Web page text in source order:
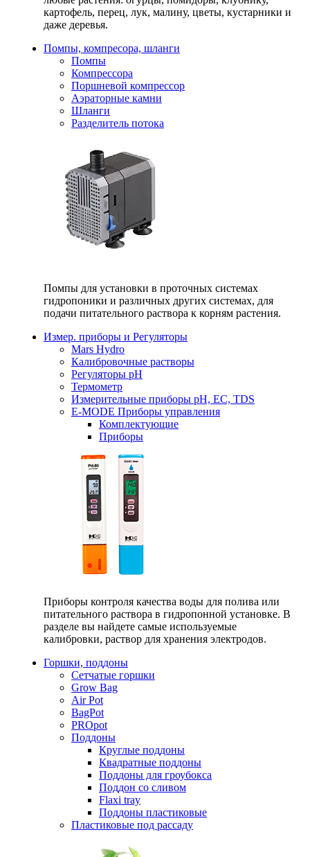
картофель, перец, лук, малину, цветы, кустарники и
даже деревья.
Помпы, компресора, шланги
Помпы
Компрессора
Поршневой компрессор
Аэраторные камни
Шланги
Разделитель потока
Помпы для установки в проточных системах
гидропоники и различных других системах, для
подачи питательного раствора к корням растения.
Измер. приборы и Регуляторы
Mars Hydro
Калибровочные растворы
Регуляторы рН
Термометр
Измерительные приборы pH, EC, TDS
E-MODE Приборы управления
Комплектующие
Приборы
Приборы контроля качества воды для полива или
питательного раствора в гидропонной установке. В
разделе вы найдете самые используемые
калибровки, раствор для хранения электродов.
Горшки, поддоны
Сетчатые горшки
Grow Bag
Air Pot
BagPot
PROpot
Поддоны
Круглые поддоны
Квадратные поддоны
Поддоны для гроубокса
Поддон со сливом
Flaxi tray
Поддоны пластиковые
Пластиковые под рассаду